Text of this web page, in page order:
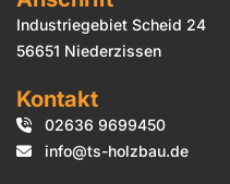
Industriegebiet Scheid 24
56651 Niederzissen
Kontakt
 02636 9699450
 info@ts-holzbau.de